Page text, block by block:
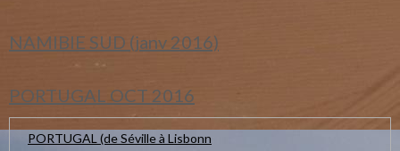
NAMIBIE SUD (janv 2016)
PORTUGAL OCT 2016
PORTUGAL (de Séville à Lisbonn